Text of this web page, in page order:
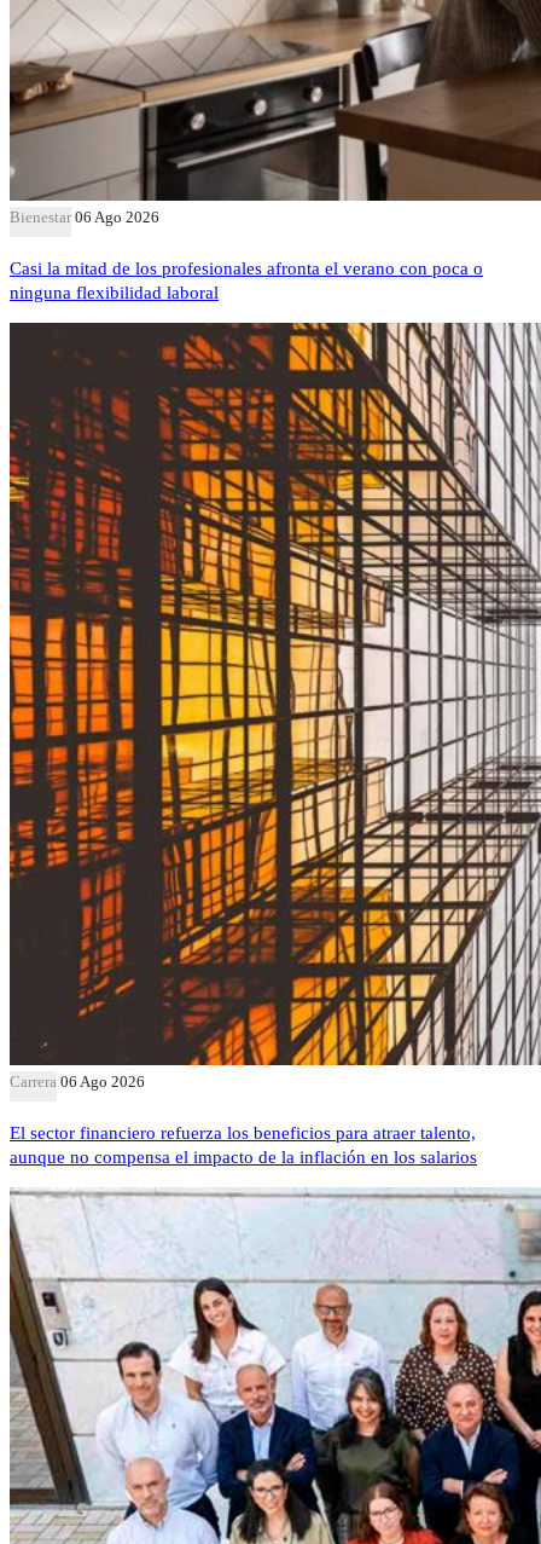
Bienestar 06 Ago 2026
Casi la mitad de los profesionales afronta el verano con poca o
ninguna flexibilidad laboral
Carrera 06 Ago 2026
El sector financiero refuerza los beneficios para atraer talento,
aunque no compensa el impacto de la inflación en los salarios